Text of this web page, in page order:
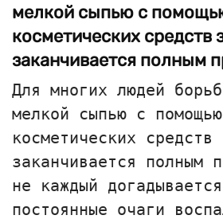
мелкой сыпью с
косметических средств
заканчивается полным
Для многих людей
мелкой сыпью с помощью
косметических средств
заканчивается полным
не каждый
постоянные очаги